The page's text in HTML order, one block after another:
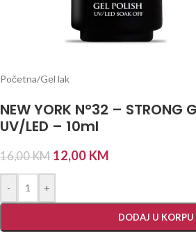
Početna/Gel lak
NEW YORK N°32 – STRONG
UV/LED – 10ml
16,00KM 12,00 KM
- +
DODAJ U KORPU